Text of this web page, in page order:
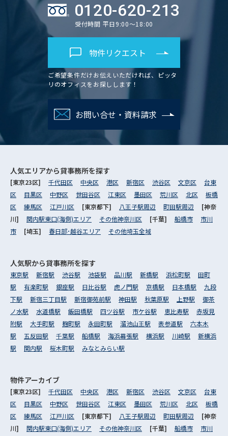
0120-620-213
受付時間 平日9:00～18:00
物件リクエスト
ご希望条件だけお伝えいただければ、ピッタ
リのオフィスをお探しします！
お問い合せ・資料請求
人気エリアから貸事務所を探す
[東京23区] 千代田区 中央区 港区 新宿区 渋谷区 文京区
台東
区
目黒区 中野区 世田谷区 江東区 墨田区 荒川区 北区
板橋
区
練馬区 江戸川区 [東京都下] 八王子駅周辺 町田駅周辺
[神奈
川] 関内駅東口(海側)エリア その他神奈川区 [千葉] 船橋市
市川
市
[埼玉] 春日部･越谷エリア その他埼玉全域
人気駅から貸事務所を探す
東京駅 新宿駅 渋谷駅 池袋駅 品川駅 新橋駅 浜松町駅
田町
駅
有楽町駅 銀座駅 日比谷駅 虎ノ門駅 京橋駅 日本橋駅
九段
下駅
新宿三丁目駅 新宿御苑前駅 神田駅 秋葉原駅 上野駅
御茶
ノ水駅
水道橋駅 飯田橋駅 四ツ谷駅 市ケ谷駅 恵比寿駅
赤坂見
附駅
大手町駅 麹町駅 永田町駅 溜池山王駅 表参道駅
六本木
駅
五反田駅 千葉駅 船橋駅 海浜幕張駅 横浜駅 川崎駅
新横浜
駅
関内駅 桜木町駅 みなとみらい駅
物件アーカイブ
[東京23区] 千代田区 中央区 港区 新宿区 渋谷区 文京区
台東
区
目黒区 中野区 世田谷区 江東区 墨田区 荒川区 北区
板橋
区
練馬区 江戸川区 [東京都下] 八王子駅周辺 町田駅周辺
[神奈
川] 関内駅東口(海側)エリア その他神奈川区 [千葉] 船橋市 市川